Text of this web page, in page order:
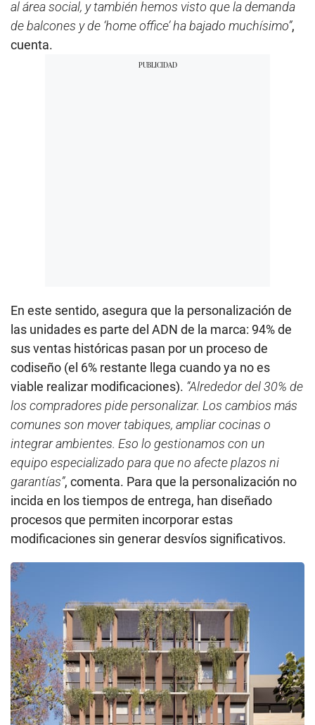
al área social, y también hemos visto que la demanda
de balcones y de ‘home office’ ha bajado muchísimo”,
cuenta.
En este sentido, asegura que la personalización de
las unidades es parte del ADN de la marca: 94% de
sus ventas históricas pasan por un proceso de
codiseño (el 6% restante llega cuando ya no es
viable realizar modificaciones). “Alrededor del 30% de
los compradores pide personalizar. Los cambios más
comunes son mover tabiques, ampliar cocinas o
integrar ambientes. Eso lo gestionamos con un
equipo especializado para que no afecte plazos ni
garantías”, comenta. Para que la personalización no
incida en los tiempos de entrega, han diseñado
procesos que permiten incorporar estas
modificaciones sin generar desvíos significativos.